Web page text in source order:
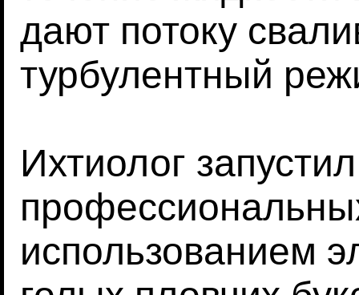
дают потоку
турбулентный
Ихтиолог
использованием